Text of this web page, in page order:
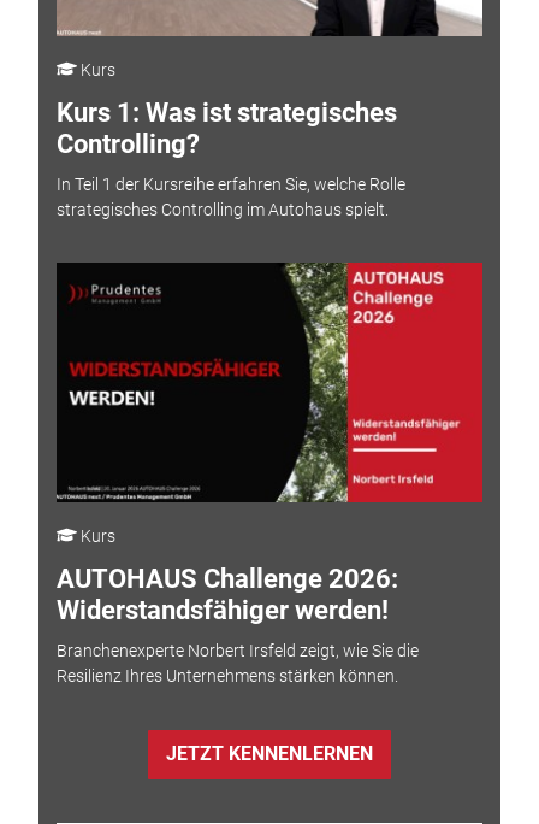
Kurs
Kurs 1: Was ist strategisches
Controlling?
In Teil 1 der Kursreihe erfahren Sie, welche Rolle
strategisches Controlling im Autohaus spielt.
Kurs
AUTOHAUS Challenge 2026:
Widerstandsfähiger werden!
Branchenexperte Norbert Irsfeld zeigt, wie Sie die
Resilienz Ihres Unternehmens stärken können.
JETZT KENNENLERNEN